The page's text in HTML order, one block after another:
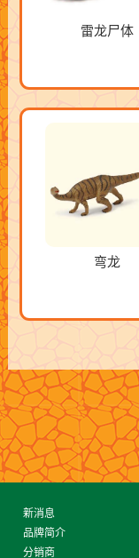
雷龙尸体
弯龙
新消息
品牌简介
分销商